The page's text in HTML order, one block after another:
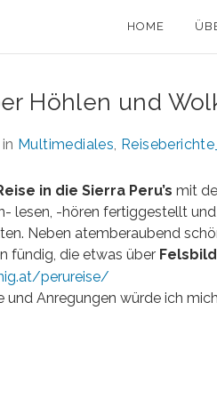
HOME
Höhlen und
in Multimediales,
in die Sierra Peru’s mit
lesen, -hören fertiggestellt
Neben atemberaubend
fündig, die etwas über
perureise/
und Anregungen würde ich